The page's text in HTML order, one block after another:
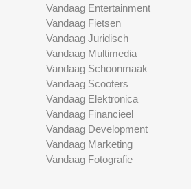
Vandaag Entertainment
Vandaag Fietsen
Vandaag Juridisch
Vandaag Multimedia
Vandaag Schoonmaak
Vandaag Scooters
Vandaag Elektronica
Vandaag Financieel
Vandaag Development
Vandaag Marketing
Vandaag Fotografie